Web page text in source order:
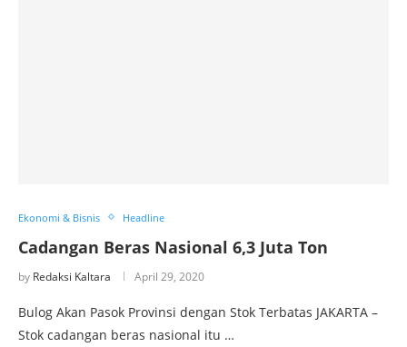
Ekonomi & Bisnis Headline
Cadangan Beras Nasional 6,3 Juta Ton
by Redaksi Kaltara April 29, 2020
Bulog Akan Pasok Provinsi dengan Stok Terbatas JAKARTA –
Stok cadangan beras nasional itu …